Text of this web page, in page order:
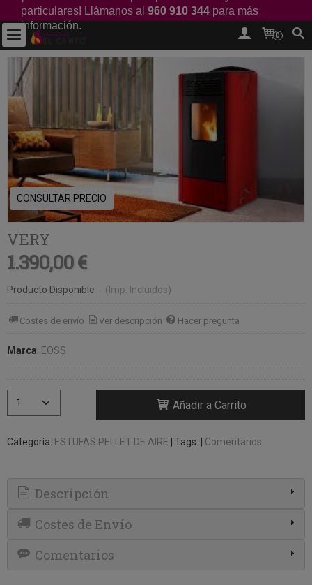
particulares! Llámanos al 960 910 344 para más
información.
0
CONSULTAR PRECIO
VERY
1.390,00 €
Producto Disponible - (Imp. Incluidos)
Costes de envío Ver descripción Hacer pregunta
Marca: EOSS
Añadir a Carrito
Categoría: ESTUFAS PELLET DE AIRE Tags: Comentarios
Descripción
Costes de Envío
Comentarios